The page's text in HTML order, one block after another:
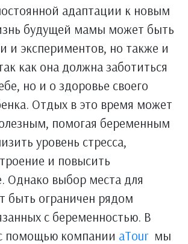
адаптации к новым
будущей мамы может быть
и экспериментов, но также и
как она должна заботиться
но и о здоровье своего
Отдых в это время может
помогая беременным
уровень стресса,
и повысить
Однако выбор места для
быть ограничен рядом
с беременностью. В
помощью компании aTourмы